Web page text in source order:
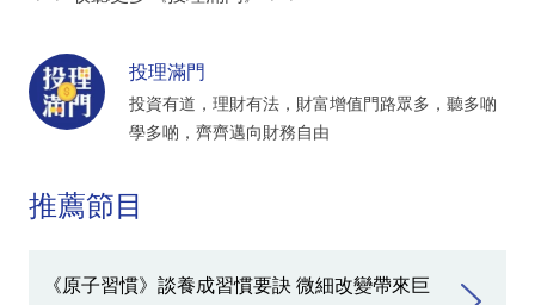
投理滿門
投資有道，理財有法，財富增值門路眾多，聽多啲
學多啲，齊齊邁向財務自由
推薦節目
《原子習慣》談養成習慣要訣 微細改變帶來巨